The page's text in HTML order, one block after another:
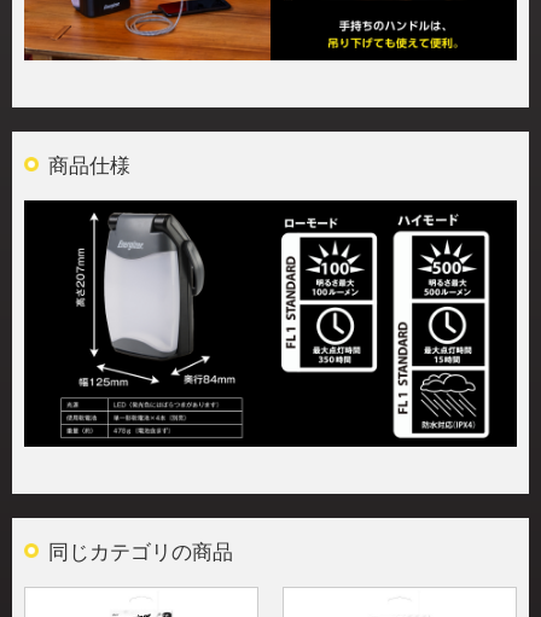
商品仕様
同じカテゴリの商品